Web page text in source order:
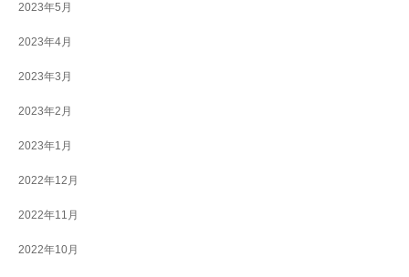
2023年5月
2023年4月
2023年3月
2023年2月
2023年1月
2022年12月
2022年11月
2022年10月